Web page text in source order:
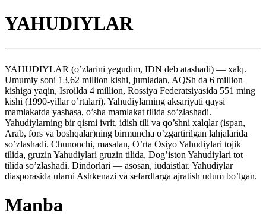
YAHUDIYLAR
YAHUDIYLAR (o’zlarini yegudim, IDN deb atashadi) — xalq.
Umumiy soni 13,62 million kishi, jumladan, AQSh da 6 million
kishiga yaqin, Isroilda 4 million, Rossiya Federatsiyasida 551 ming
kishi (1990-yillar o’rtalari). Yahudiylarning aksariyati qaysi
mamlakatda yashasa, o’sha mamlakat tilida so’zlashadi.
Yahudiylarning bir qismi ivrit, idish tili va qo’shni xalqlar (ispan,
Arab, fors va boshqalar)ning birmuncha o’zgartirilgan lahjalarida
so’zlashadi. Chunonchi, masalan, O’rta Osiyo Yahudiylari tojik
tilida, gruzin Yahudiylari gruzin tilida, Dog’iston Yahudiylari tot
tilida so’zlashadi. Dindorlari — asosan, iudaistlar. Yahudiylar
diasporasida ularni Ashkenazi va sefardlarga ajratish udum bo’lgan.
Manba